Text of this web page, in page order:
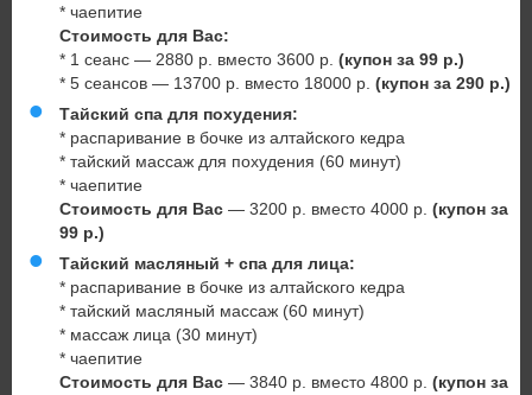
* чаепитие
Стоимость для Вас:
* 1 сеанс — 2880 р. вместо 3600 р. (купон за 99 р.)
* 5 сеансов — 13700 р. вместо 18000 р. (купон за 290 р.)
Тайский спа для похудения:
* распаривание в бочке из алтайского кедра
* тайский массаж для похудения (60 минут)
* чаепитие
Стоимость для Вас — 3200 р. вместо 4000 р. (купон за
99 р.)
Тайский масляный + спа для лица:
* распаривание в бочке из алтайского кедра
* тайский масляный массаж (60 минут)
* массаж лица (30 минут)
* чаепитие
Стоимость для Вас — 3840 р. вместо 4800 р. (купон за